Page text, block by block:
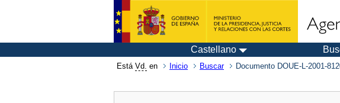
Castellano
Está Vd. en Inicio Buscar Documento DOUE-L-2001-